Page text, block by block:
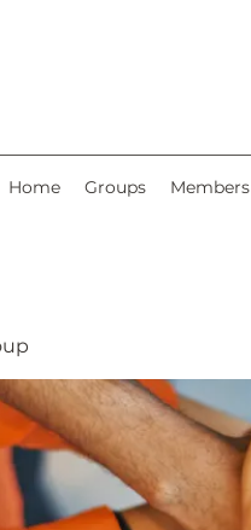
Home Groups Members